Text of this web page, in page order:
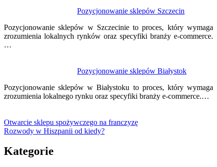
Pozycjonowanie sklepów Szczecin
Pozycjonowanie sklepów w Szczecinie to proces, który wymaga
zrozumienia lokalnych rynków oraz specyfiki branży e-commerce.
…
Pozycjonowanie sklepów Białystok
Pozycjonowanie sklepów w Białystoku to proces, który wymaga
zrozumienia lokalnego rynku oraz specyfiki branży e-commerce.…
Otwarcie sklepu spożywczego na franczyzę
Rozwody w Hiszpanii od kiedy?
Kategorie